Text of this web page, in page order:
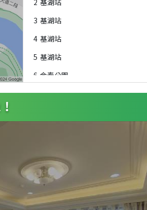
2 基湖站
3 基湖站
4 基湖站
5 基湖站
6 金泰公園
7 基湖路口
B 基湖路口
C 基湖路口
D 濱江國中